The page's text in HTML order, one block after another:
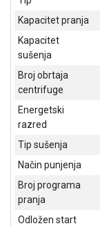
VIDEO
NADZOR I
SIGURNOSNA
SOFTWARE
KABLOVI I
KANCELARIJSKI
SVE
ZA
Kapacitet pranja
Kapacitet
sušenja
Broj obrtaja
centrifuge
Energetski
razred
Tip sušenja
Način punjenja
Broj programa
pranja
Odložen start